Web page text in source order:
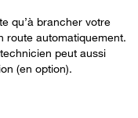
qu’à brancher votre
route automatiquement.
peut aussi
(en option).